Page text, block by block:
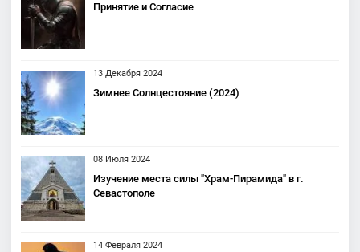
Принятие и Согласие
13 Декабря 2024
Зимнее Солнцестояние (2024)
08 Июля 2024
Изучение места силы "Храм-Пирамида" в г.
Севастополе
14 Февраля 2024